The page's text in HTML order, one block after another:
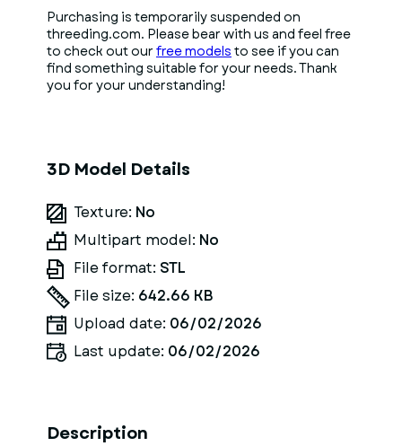
Purchasing is temporarily suspended on
threeding.com. Please bear with us and feel free
to check out our free models to see if you can
find something suitable for your needs. Thank
you for your understanding!
3D Model Details
Texture: No
Multipart model: No
File format: STL
File size: 642.66 KB
Upload date: 06/02/2026
Last update: 06/02/2026
Description